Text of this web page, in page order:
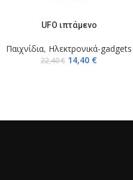
UFO ιπτάμενο
Παιχνίδια, Ηλεκτρονικά-gadgets
22,40€ 14,40 €